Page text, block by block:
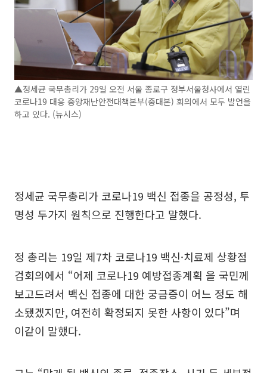
▲정세균 국무총리가 29일 오전 서울 종로구 정부서울청사에서 열린
코로나19 대응 중앙재난안전대책본부(중대본) 회의에서 모두 발언을
하고 있다. (뉴시스)
정세균 국무총리가 코로나19 백신 접종을 공정성, 투
명성 두가지 원칙으로 진행한다고 말했다.
정 총리는 19일 제7차 코로나19 백신·치료제 상황점
검회의에서 “어제 코로나19 예방접종계획 을 국민께
보고드려서 백신 접종에 대한 궁금증이 어느 정도 해
소됐겠지만, 여전히 확정되지 못한 사항이 있다”며
이같이 말했다.